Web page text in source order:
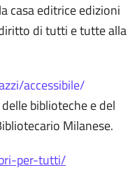
casa editriceedizioni
di tutti e tutte alla
accessibile/
biblioteche e del
Milanese.
per-tutti/